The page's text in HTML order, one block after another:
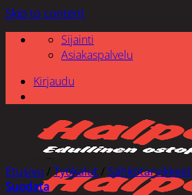
Skip to content
Sijainti
Asiakaspalvelu
Kirjaudu
Etusivu / Työkalut / Sähkötarvikkeet
Suodata